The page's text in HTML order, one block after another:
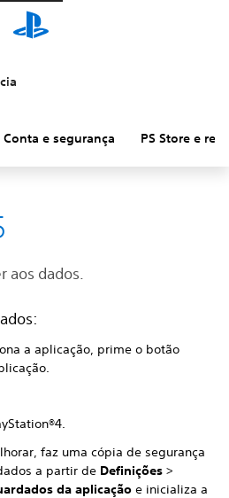
Conta e segurança PS Store e
aos dados.
a aplicação, prime o botão
faz uma cópia de segurança
a partir de Definições >
da aplicação e inicializa a